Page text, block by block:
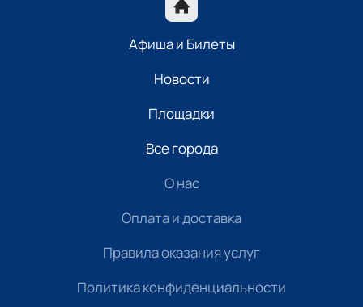
Афиша и Билеты
Новости
Площадки
Все города
О нас
Оплата и доставка
Правила оказания услуг
Политика конфиденциальности